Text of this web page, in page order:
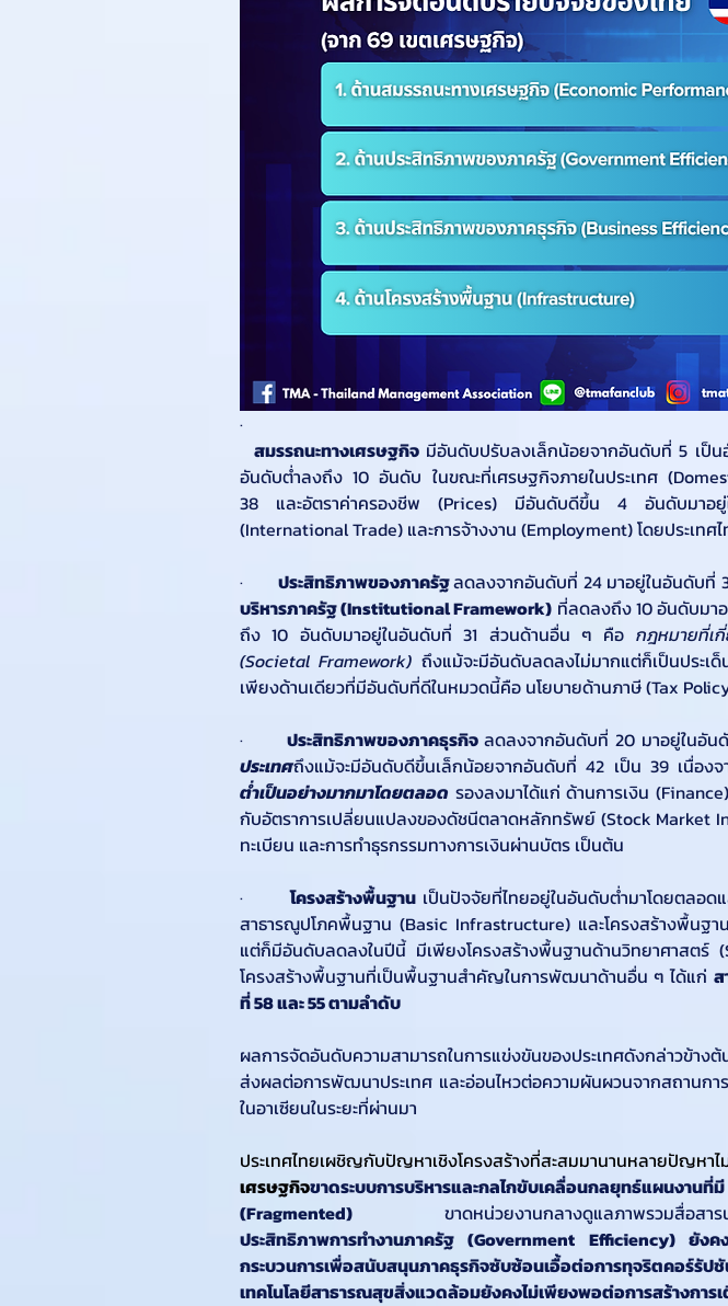
·
สมรรถนะทางเศรษฐกิจ มีอันดับปรับลงเล็กน้อยจากอันดับที่ 5 เป็น
อันดับต่ำลงถึง 10 อันดับ ในขณะที่เศรษฐกิจภายในประเทศ
38 และอัตราค่าครองชีพ (Prices) มีอันดับดีขึ้น 4 อันดับมาอยู่
(International Trade) และการจ้างงาน (Employment) โดยประเท
· ประสิทธิภาพของภาครัฐ ลดลงจากอันดับที่ 24 มาอยู่ในอันดับที่
บริหารภาครัฐ (Institutional Framework) ที่ลดลงถึง 10 อันดับมา
ถึง 10 อันดับมาอยู่ในอันดับที่ 31 ส่วนด้านอื่น ๆ คือ กฎหมายที่เ
(Societal Framework) ถึงแม้จะมีอันดับลดลงไม่มากแต่ก็เป็นประ
เพียงด้านเดียวที่มีอันดับที่ดีในหมวดนี้คือ นโยบายด้านภาษี (Tax
· ประสิทธิภาพของภาคธุรกิจ ลดลงจากอันดับที่ 20 มาอยู่ในอันดั
ประเทศถึงแม้จะมีอันดับดีขึ้นเล็กน้อยจากอันดับที่ 42 เป็น 39 เนื่องจ
ต่ำเป็นอย่างมากมาโดยตลอด รองลงมาได้แก่ ด้านการเงิน
กับอัตราการเปลี่ยนแปลงของดัชนีตลาดหลักทรัพย์ (Stock Market
ทะเบียน และการทำธุรกรรมทางการเงินผ่านบัตร เป็นต้น
· โครงสร้างพื้นฐาน เป็นปัจจัยที่ไทยอยู่ในอันดับต่ำมาโดยตลอด
สาธารณูปโภคพื้นฐาน (Basic Infrastructure) และโครงสร้างพื้นฐา
แต่ก็มีอันดับลดลงในปีนี้ มีเพียงโครงสร้างพื้นฐานด้านวิทยาศาสต
โครงสร้างพื้นฐานที่เป็นพื้นฐานสำคัญในการพัฒนาด้านอื่น ๆ ได้แก่
ที่ 58 และ 55 ตามลำดับ
ผลการจัดอันดับความสามารถในการแข่งขันของประเทศดังกล่าวข้างต้
ส่งผลต่อการพัฒนาประเทศ และอ่อนไหวต่อความผันผวนจากสถานกา
ในอาเซียนในระยะที่ผ่านมา
ประเทศไทยเผชิญกับปัญหาเชิงโครงสร้างที่สะสมมานานหลายปัญหาไ
เศรษฐกิจขาดระบบการบริหารและกลไกขับเคลื่อนกลยุทธ์แผนง
(Fragmented) ขาดหน่วยงานกลางดูแลภาพรวมสื่อสา
ประสิทธิภาพการทำงานภาครัฐ (Government Efficiency) ยัง
กระบวนการเพื่อสนับสนุนภาคธุรกิจซับซ้อนเอื้อต่อการทุจริตคอร์รัป
เทคโนโลยีสาธารณสุขสิ่งแวดล้อมยังคงไม่เพียงพอต่อการสร้างกา